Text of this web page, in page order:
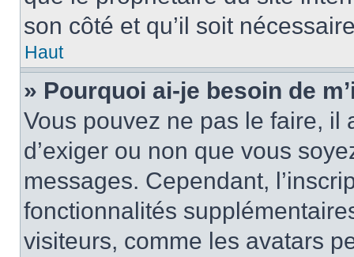
son côté et qu’il soit
Haut
» Pourquoi ai-je besoin de
Vous pouvez ne pas le faire, il
d’exiger ou non que vous
messages. Cependant,
fonctionnalités
visiteurs, comme les avatars